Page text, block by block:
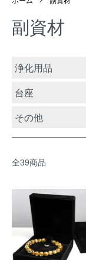
副資材
カテゴリー一覧
浄化用品
台座
その他
全39商品